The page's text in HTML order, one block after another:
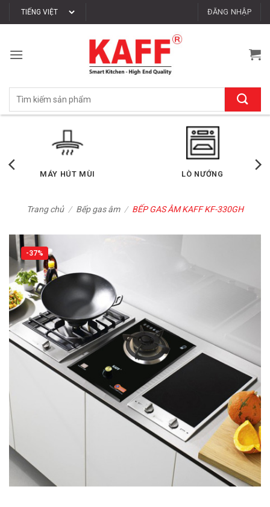
qua
dung
ĐĂNG NHẬP
Tìm
LÒ VI SÓNG MÁY RỬA CHÉN
Trang chủ / Bếp gas âm / BẾP GAS ÂM KAFF KF-330GH
-37%